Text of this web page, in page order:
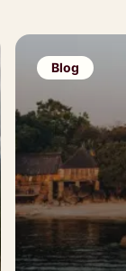
Blog